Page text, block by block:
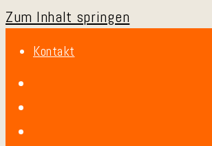
Zum Inhalt springen
Kontakt